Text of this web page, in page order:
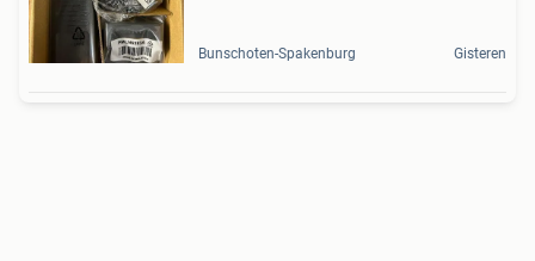
Bunschoten-Spakenburg Gisteren